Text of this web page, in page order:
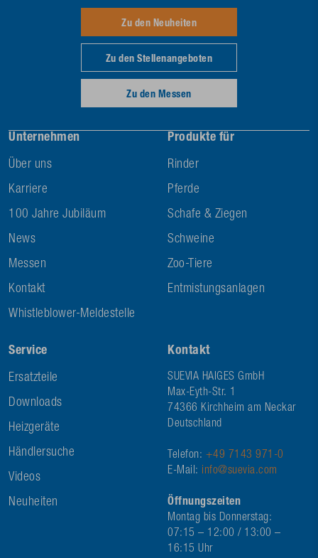
Unternehmen
Über uns
Karriere
100 Jahre Jubiläum
News
Messen
Kontakt
Whistleblower-Meldestelle
Produkte für
Rinder
Pferde
Schafe & Ziegen
Schweine
Zoo-Tiere
Entmistungsanlagen
Service
Ersatzteile
Downloads
Heizgeräte
Händlersuche
Videos
Neuheiten
Kontakt
SUEVIA HAIGES GmbH
Max-Eyth-Str. 1
74366 Kirchheim am Neckar
Deutschland
Telefon: +49 7143 971-0
E-Mail: info@suevia.com
Öffnungszeiten
Montag bis Donnerstag:
07:15 – 12:00 / 13:00 –
16:15 Uhr
Zu den Neuheiten
Zu den Stellenangeboten
Zu den Messen